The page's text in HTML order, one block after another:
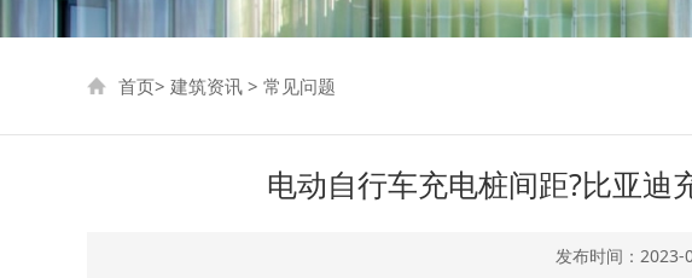
首页> 建筑资讯 > 常见问题
电动自行车充电桩间距?比亚迪
发布时间： 2023-